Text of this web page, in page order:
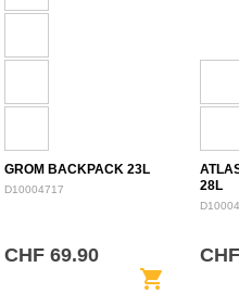
GROM BACKPACK 23L
D10004717
CHF 69.90
shopping_cart
28L